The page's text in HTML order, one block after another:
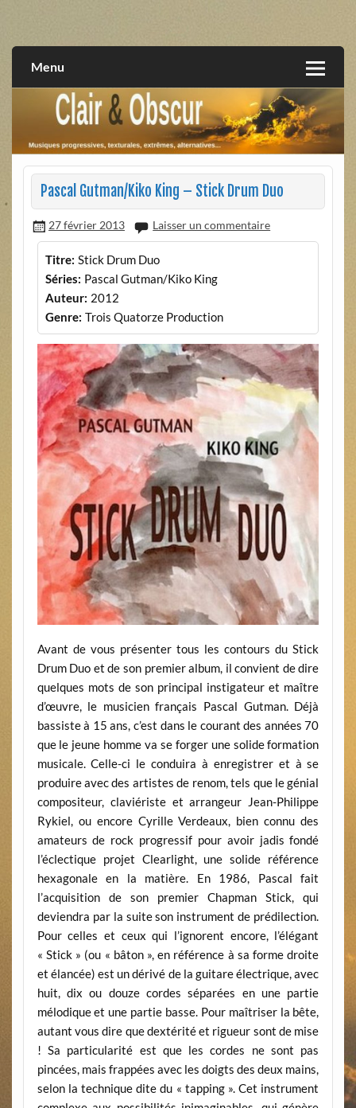
extrêmes, alternatives, texturales
Menu
Pascal Gutman/Kiko King – Stick Drum Duo
27 février 2013 Laisser un commentaire
Titre: Stick Drum Duo
Séries: Pascal Gutman/Kiko King
Auteur: 2012
Genre: Trois Quatorze Production
Avant de vous présenter tous les contours du Stick
Drum Duo et de son premier album, il convient de dire
quelques mots de son principal instigateur et maître
d’œuvre, le musicien français Pascal Gutman. Déjà
bassiste à 15 ans, c’est dans le courant des années 70
que le jeune homme va se forger une solide formation
musicale. Celle-ci le conduira à enregistrer et à se
produire avec des artistes de renom, tels que le génial
compositeur, claviériste et arrangeur Jean-Philippe
Rykiel, ou encore Cyrille Verdeaux, bien connu des
amateurs de rock progressif pour avoir jadis fondé
l’éclectique projet Clearlight, une solide référence
hexagonale en la matière. En 1986, Pascal fait
l’acquisition de son premier Chapman Stick, qui
deviendra par la suite son instrument de prédilection.
Pour celles et ceux qui l’ignorent encore, l’élégant
« Stick » (ou « bâton », en référence à sa forme droite
et élancée) est un dérivé de la guitare électrique, avec
huit, dix ou douze cordes séparées en une partie
mélodique et une partie basse. Pour maîtriser la bête,
autant vous dire que dextérité et rigueur sont de mise
! Sa particularité est que les cordes ne sont pas
pincées, mais frappées avec les doigts des deux mains,
selon la technique dite du « tapping ». Cet instrument